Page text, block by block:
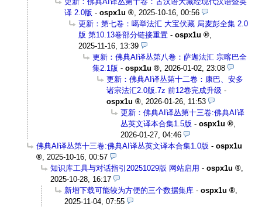
译 2.0版 - ospx1u
2025-10-16, 00:56
更新：第七卷：噶举法汇 大宝伏藏 局麦彭全集 2.0
版 第10.13卷部分链接重置 - ospx1u
2025-11-16, 13:39
更新：佛典AI译丛第八卷：萨迦法汇 宗喀巴全
集2.1版 - ospx1u
2026-01-02, 23:08
更新：佛典AI译丛第十二卷：康巴、安多
诸宗法汇2.0版.7z 前12卷完成升级 -
ospx1u
2026-01-26, 11:53
更新：佛典AI译丛第十三卷:佛典AI译
丛英文译本合集1.5版 - ospx1u
2026-01-27, 04:46
佛典AI译丛第十三卷:佛典AI译丛英文译本合集1.0版 - ospx1u
2025-10-16, 00:57
知识库工具与对话指引20251029版 网站启用 - ospx1u
2025-10-28, 16:17
新增下载可能较为方便的三个数据集库 - ospx1u
2025-11-04, 07:55